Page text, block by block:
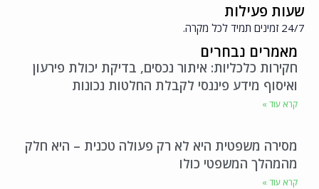
שעות פעילות
24/7 זמינים תמיד לכל מקרה.
מאמרים נבחרים
חקירות כלכליות: איתור נכסים, בדיקת יכולת פירעון
ואיסוף מידע פיננסי לקבלת החלטות נכונות
קרא עוד »
מסירה משפטית היא לא רק פעולה טכנית – היא חלק
מהמהלך המשפטי כולו
קרא עוד »